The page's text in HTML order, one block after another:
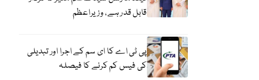
قابل قدر ہے، وزیراعظم
پی ٹی اے کا ای سم کے اجرا اور تبدیلی
کی فیس کم کرنے کا فیصلہ